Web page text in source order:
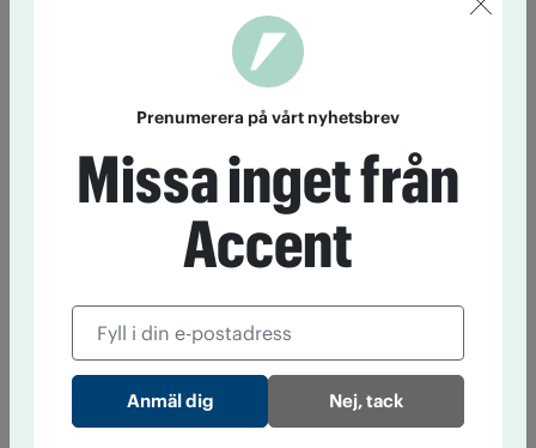
Prenumerera på vårt nyhetsbrev
Missa inget från
Accent
Nej, tack